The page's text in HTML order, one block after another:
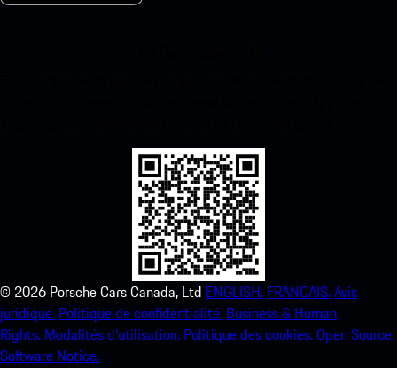
© 2026 Porsche Cars Canada, Ltd ENGLISH. FRANCAIS.Avis
juridique. Politique de confidentialité. Business & Human
Rights. Modalités d’utilisation. Politique des cookies.Open Source
Software Notice.